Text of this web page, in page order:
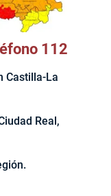
112
Castilla-La
Real,